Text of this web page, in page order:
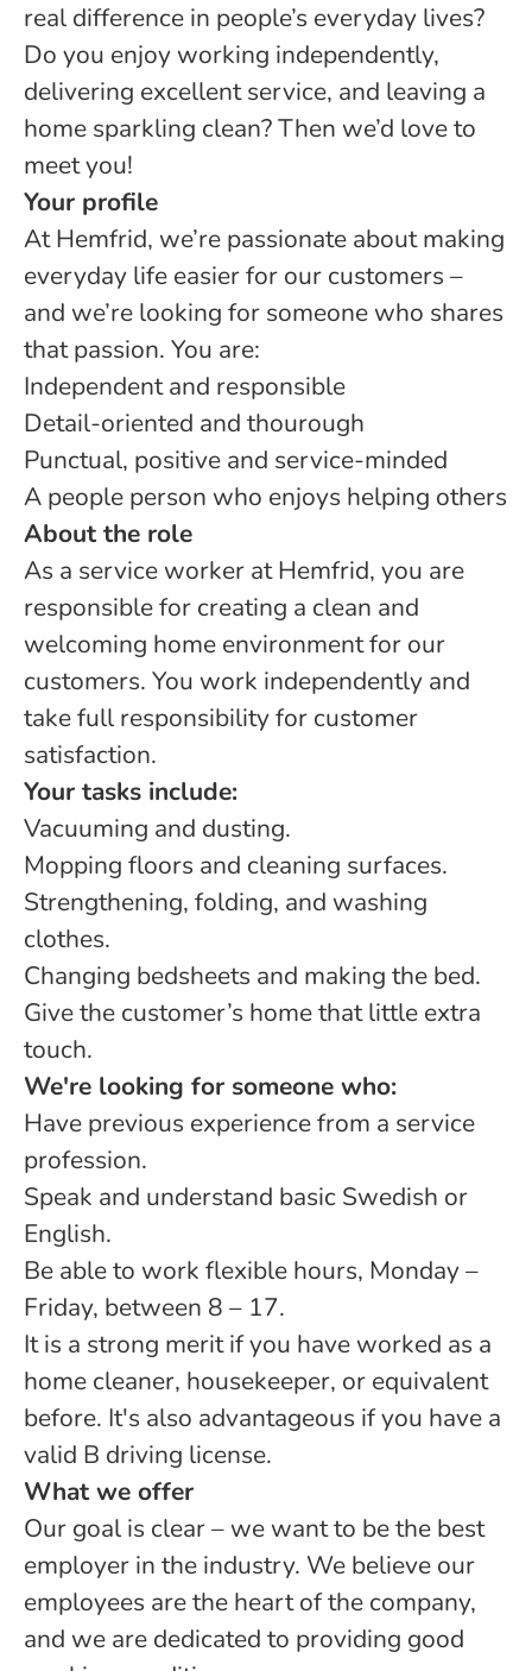
real difference in people’s everyday lives?
Do you enjoy working independently,
delivering excellent service, and leaving a
home sparkling clean? Then we’d love to
meet you!
Your profile
At Hemfrid, we’re passionate about making
everyday life easier for our customers –
and we’re looking for someone who shares
that passion. You are:
Independent and responsible
Detail-oriented and thourough
Punctual, positive and service-minded
A people person who enjoys helping others
About the role
As a service worker at Hemfrid, you are
responsible for creating a clean and
welcoming home environment for our
customers. You work independently and
take full responsibility for customer
satisfaction.
Your tasks include:
Vacuuming and dusting.
Mopping floors and cleaning surfaces.
Strengthening, folding, and washing
clothes.
Changing bedsheets and making the bed.
Give the customer’s home that little extra
touch.
We're looking for someone who:
Have previous experience from a service
profession.
Speak and understand basic Swedish or
English.
Be able to work flexible hours, Monday –
Friday, between 8 – 17.
It is a strong merit if you have worked as a
home cleaner, housekeeper, or equivalent
before. It's also advantageous if you have a
valid B driving license.
What we offer
Our goal is clear – we want to be the best
employer in the industry. We believe our
employees are the heart of the company,
and we are dedicated to providing good